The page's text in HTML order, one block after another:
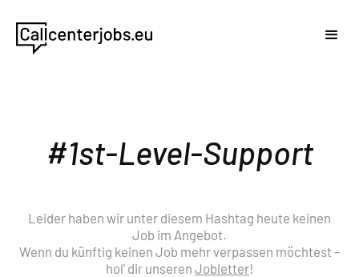
1st-Level-Support
Leider haben wir unter diesem Hashtag heute keinen
Job im Angebot.
Wenn du künftig keinen Job mehr verpassen möchtest –
hol' dir unseren Jobletter!